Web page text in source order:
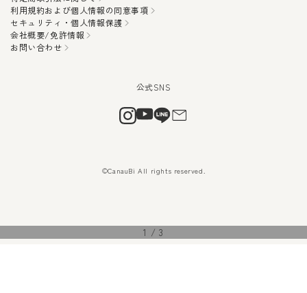
1 / 3
利用規約および個人情報の同意事項
セキュリティ・個人情報保護
会社概要/免許情報
お問い合わせ
©CanauBi All rights reserved.